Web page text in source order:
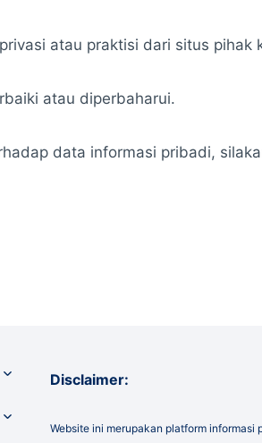
atau praktisi dari situs pihak
atau diperbaharui.
data informasi pribadi,
Disclaimer:
Website ini merupakan platform informasi